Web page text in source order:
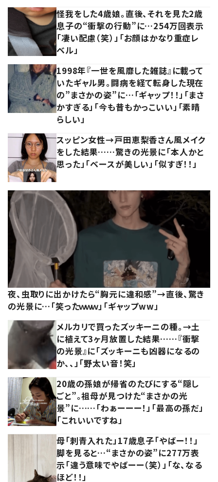
怪我をした4歳娘。直後、それを見た2歳
息子の“衝撃の行動”に…254万回表示
「凄い配慮（笑）」「お顔はかなり重症レ
ベル」
1998年『一世を風靡した雑誌』に載って
いたギャル男。闘病を経て転身した現在
の”まさかの姿”に…「ギャップ！！」「まさ
かすぎる」「今も昔もかっこいい」「素晴
らしい」
スッピン女性→戸田恵梨香さん風メイク
をした結果……驚きの光景に「本人かと
思った」「ベースが美しい」「似すぎ！！」
夜、虫取りに出かけたら“胸元に違和感”→直後、驚き
の光景に…「笑ったｗｗｗ」「ギャップww」
メルカリで買ったズッキーニの種。→土
に植えて3ヶ月放置した結果……『衝撃
の光景』に「ズッキーニも凶器になるの
か、、」「野太い音！笑」
20歳の孫娘が帰省のたびにする“隠し
ごと”。祖母が見つけた“まさかの光
景”に……「わぁーーー！」「最高の孫だ」
「これいいですね」
母「刺青入れた」17歳息子「やばー！！」
脚を見ると…“まさかの姿”に277万表
示「違う意味でやばーー（笑）」「な、なる
ほど！！」